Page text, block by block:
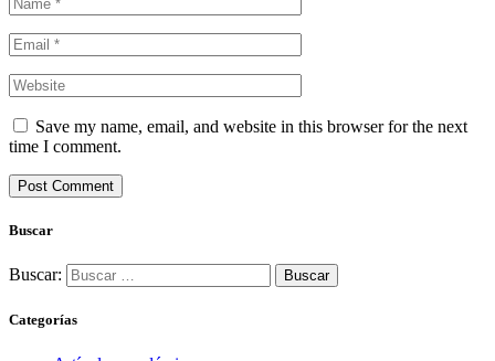
Save my name, email, and website in this browser for the next
time I comment.
Buscar
Buscar:
Categorías